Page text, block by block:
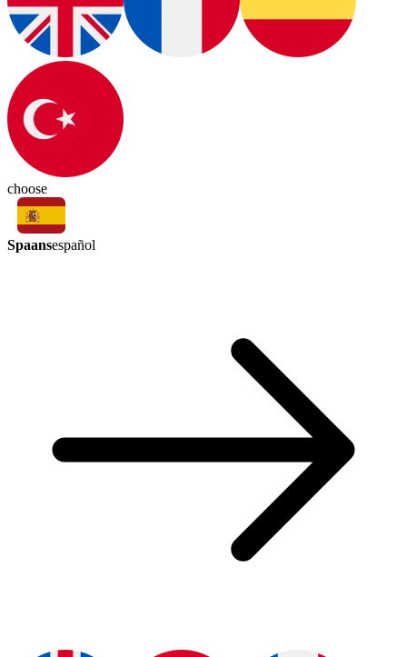
choose
Spaansespañol